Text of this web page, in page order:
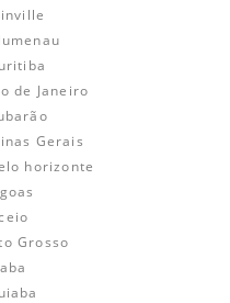
de Janeiro
Gerais
horizonte
Grosso